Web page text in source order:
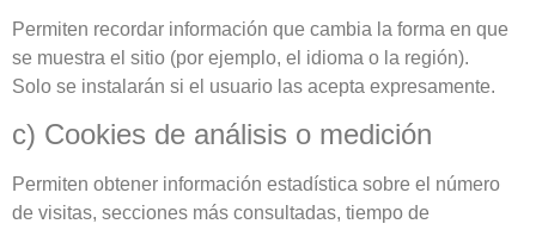
Permiten recordar información que cambia la forma en que
se muestra el sitio (por ejemplo, el idioma o la región).
Solo se instalarán si el usuario las acepta expresamente.
c) Cookies de análisis o medición
Permiten obtener información estadística sobre el número
de visitas, secciones más consultadas, tiempo de